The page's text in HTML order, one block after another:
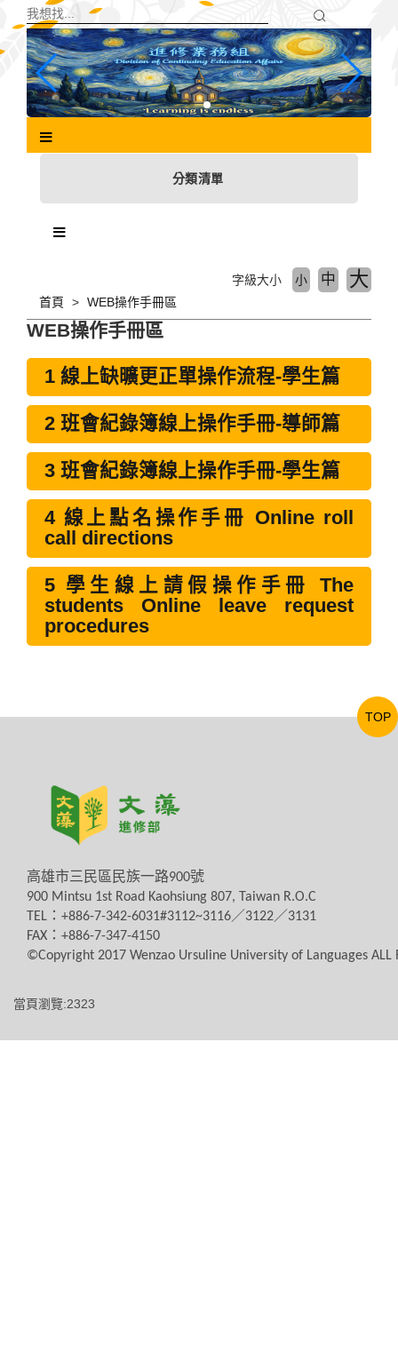
主
分類清單
首頁 WEB操作手冊區
字級大小 小 中 大
WEB操作手冊區
1 線上缺曠更正單操作流程-學生篇
2 班會紀錄簿線上操作手冊-導師篇
3 班會紀錄簿線上操作手冊-學生篇
4 線上點名操作手冊 Online roll
call directions
5 學生線上請假操作手冊 The
students Online leave request
procedures
高雄市三民區民族一路900號
900 Mintsu 1st Road Kaohsiung 807, Taiwan R.O.C
TEL ： +886-7-342-6031#3112~3116／ 3122／ 3131
FAX ： +886-7-347-4150
©Copyright 2017 Wenzao Ursuline University of Languages ALL
當頁瀏覽:2323
TOP